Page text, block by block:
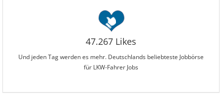
47.267 Likes
Und jeden Tag werden es mehr. Deutschlands beliebteste Jobbörse
für LKW-Fahrer Jobs